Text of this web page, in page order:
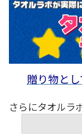
贈り物と
さらにタオルラ